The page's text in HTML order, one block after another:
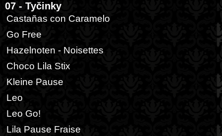
07 - Tyčinky
Castañas con Caramelo
Go Free
Hazelnoten - Noisettes
Choco Lila Stix
Kleine Pause
Leo
Leo Go!
Lila Pause Fraise